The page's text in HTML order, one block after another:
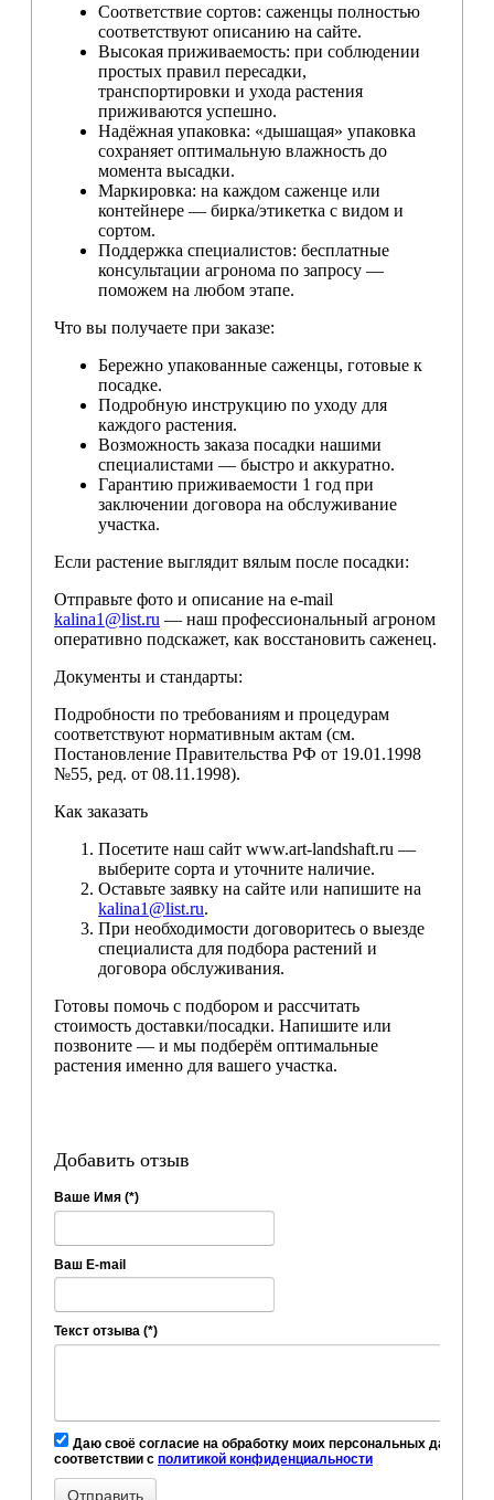
Соответствие сортов: саженцы полностью
соответствуют описанию на сайте.
Высокая приживаемость: при соблюдении
простых правил пересадки,
транспортировки и ухода растения
приживаются успешно.
Надёжная упаковка: «дышащая» упаковка
сохраняет оптимальную влажность до
момента высадки.
Маркировка: на каждом саженце или
контейнере — бирка/этикетка с видом и
сортом.
Поддержка специалистов: бесплатные
консультации агронома по запросу —
поможем на любом этапе.
Что вы получаете при заказе:
Бережно упакованные саженцы, готовые к
посадке.
Подробную инструкцию по уходу для
каждого растения.
Возможность заказа посадки нашими
специалистами — быстро и аккуратно.
Гарантию приживаемости 1 год при
заключении договора на обслуживание
участка.
Если растение выглядит вялым после посадки:
Отправьте фото и описание на e-mail
kalina1@list.ru — наш профессиональный агроном
оперативно подскажет, как восстановить саженец.
Документы и стандарты:
Подробности по требованиям и процедурам
соответствуют нормативным актам (см.
Постановление Правительства РФ от 19.01.1998
№55, ред. от 08.11.1998).
Как заказать
Посетите наш сайт www.art-landshaft.ru —
выберите сорта и уточните наличие.
Оставьте заявку на сайте или напишите на
kalina1@list.ru.
При необходимости договоритесь о выезде
специалиста для подбора растений и
договора обслуживания.
Готовы помочь с подбором и рассчитать
стоимость доставки/посадки. Напишите или
позвоните — и мы подберём оптимальные
растения именно для вашего участка.
Добавить отзыв
Ваше Имя (*)
Ваш E-mail
Текст отзыва (*)
Даю своё согласие на обработку моих персональных данных, в
соответствии с политикой конфиденциальности